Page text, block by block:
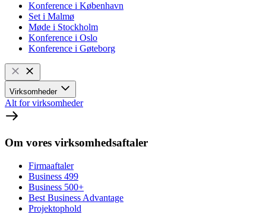
Konference i København
Set i Malmø
Møde i Stockholm
Konference i Oslo
Konference i Gøteborg
Virksomheder
Alt for virksomheder
Om vores virksomhedsaftaler
Firmaaftaler
Business 499
Business 500+
Best Business Advantage
Projektophold